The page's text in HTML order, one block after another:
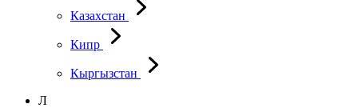
Казахстан
Кипр
Кыргызстан
Л